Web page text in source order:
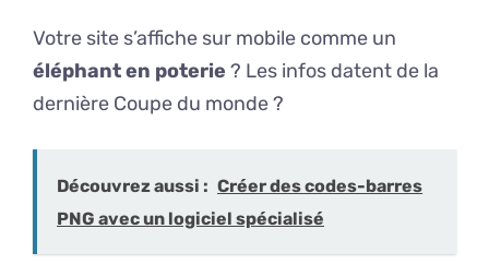
Votre site s’affiche sur mobile comme un
éléphant en poterie ? Les infos datent de la
dernière Coupe du monde ?
Découvrez aussi : Créer des codes-barres
PNG avec un logiciel spécialisé